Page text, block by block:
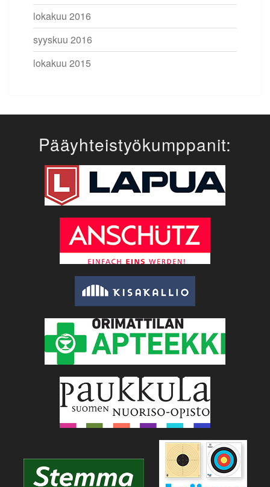
lokakuu 2016
syyskuu 2016
lokakuu 2015
Pääyhteistyökumppanit: